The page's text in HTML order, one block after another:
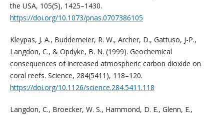
the USA, 105(5), 1425–1430.
https://doi.org/10.1073/pnas.0707386105
Kleypas, J. A., Buddemeier, R. W., Archer, D., Gattuso, J-P.,
Langdon, C., & Opdyke, B. N. (1999). Geochemical
consequences of increased atmospheric carbon dioxide on
coral reefs. Science, 284(5411), 118–120.
https://doi.org/10.1126/science.284.5411.118
Langdon, C., Broecker, W. S., Hammond, D. E., Glenn, E.,